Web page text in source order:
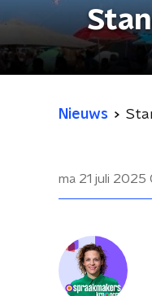
Nieuws
ma 21 juli 2025